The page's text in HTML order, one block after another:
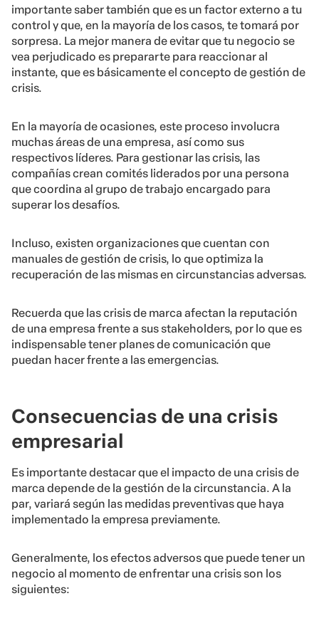
importante saber también que es un factor externo a tu
control y que, en la mayoría de los casos, te tomará por
sorpresa. La mejor manera de evitar que tu negocio se
vea perjudicado es prepararte para reaccionar al
instante, que es básicamente el concepto de gestión de
crisis.
En la mayoría de ocasiones, este proceso involucra
muchas áreas de una empresa, así como sus
respectivos líderes. Para gestionar las crisis, las
compañías crean comités liderados por una persona
que coordina al grupo de trabajo encargado para
superar los desafíos.
Incluso, existen organizaciones que cuentan con
manuales de gestión de crisis, lo que optimiza la
recuperación de las mismas en circunstancias adversas.
Recuerda que las crisis de marca afectan la reputación
de una empresa frente a sus stakeholders, por lo que es
indispensable tener planes de comunicación que
puedan hacer frente a las emergencias.
Consecuencias de una crisis
empresarial
Es importante destacar que el impacto de una crisis de
marca depende de la gestión de la circunstancia. A la
par, variará según las medidas preventivas que haya
implementado la empresa previamente.
Generalmente, los efectos adversos que puede tener un
negocio al momento de enfrentar una crisis son los
siguientes: